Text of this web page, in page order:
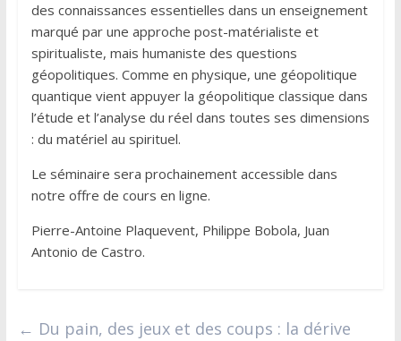
des connaissances essentielles dans un enseignement
marqué par une approche post-matérialiste et
spiritualiste, mais humaniste des questions
géopolitiques. Comme en physique, une géopolitique
quantique vient appuyer la géopolitique classique dans
l’étude et l’analyse du réel dans toutes ses dimensions
: du matériel au spirituel.
Le séminaire sera prochainement accessible dans
notre offre de cours en ligne.
Pierre-Antoine Plaquevent, Philippe Bobola, Juan
Antonio de Castro.
← Du pain, des jeux et des coups : la dérive